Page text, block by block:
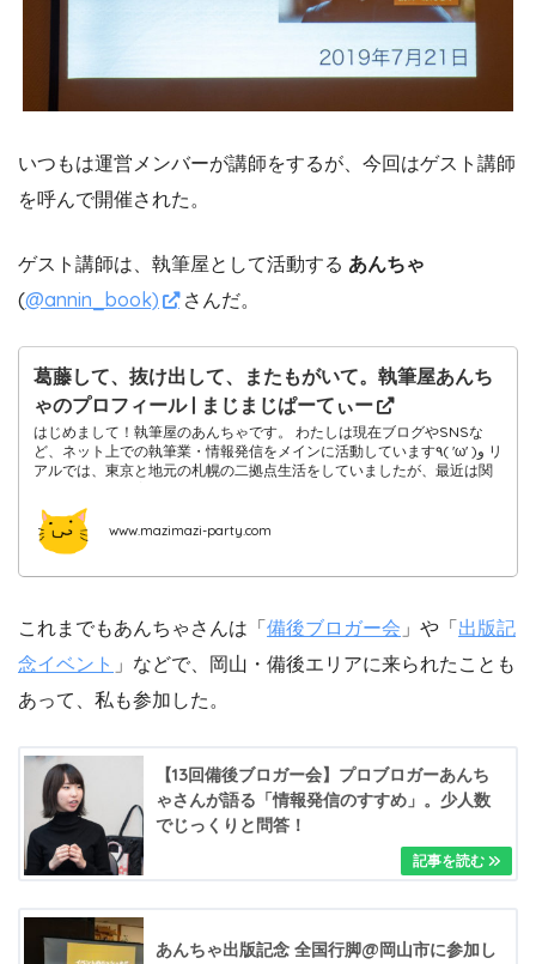
いつもは運営メンバーが講師をするが、今回はゲスト講師
を呼んで開催された。
ゲスト講師は、執筆屋として活動する あんちゃ
(@annin_book) さんだ。
葛藤して、抜け出して、またもがいて。執筆屋あんち
ゃのプロフィール | まじまじぱーてぃー
はじめまして！執筆屋のあんちゃです。 わたしは現在ブログやSNSな
ど、ネット上での執筆業・情報発信をメインに活動しています٩( 'ω' )و リ
アルでは、東京と地元の札幌の二拠点生活をしていましたが、最近は関
www.mazimazi-party.com
これまでもあんちゃさんは「備後ブロガー会 」や「出版記
念イベント 」などで、岡山・備後エリアに来られたことも
あって、私も参加した。
【13回備後ブロガー会】プロブロガーあんち
ゃさんが語る「情報発信のすすめ」。少人数
でじっくりと問答！
あんちゃ出版記念 全国行脚@岡山市に参加し